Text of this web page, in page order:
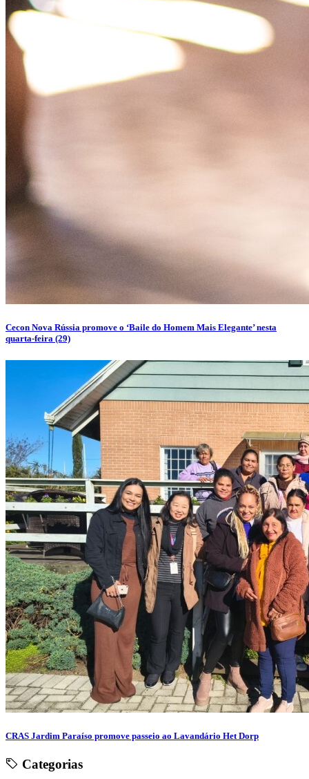
Cecon Nova Rússia promove o ‘Baile do Homem Mais Elegante’ nesta
quarta-feira (29)
CRAS Jardim Paraíso promove passeio ao Lavandário Het Dorp
Categorias